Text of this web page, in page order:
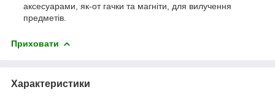
аксесуарами, як-от гачки та магніти, для вилучення
предметів.
Приховати
Характеристики